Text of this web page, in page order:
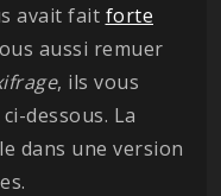
avait fait forte
aussi remuer
, ils vous
dessous. La
dans une version